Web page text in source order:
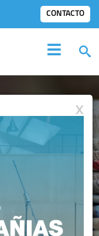
CONTACTO
X